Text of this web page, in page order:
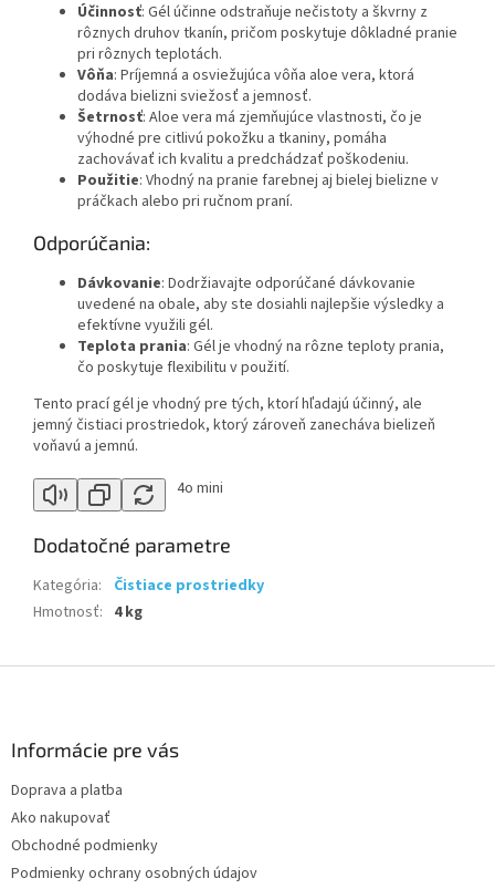
Účinnosť: Gél účinne odstraňuje nečistoty a škvrny z
rôznych druhov tkanín, pričom poskytuje dôkladné pranie
pri rôznych teplotách.
Vôňa: Príjemná a osviežujúca vôňa aloe vera, ktorá
dodáva bielizni sviežosť a jemnosť.
Šetrnosť: Aloe vera má zjemňujúce vlastnosti, čo je
výhodné pre citlivú pokožku a tkaniny, pomáha
zachovávať ich kvalitu a predchádzať poškodeniu.
Použitie: Vhodný na pranie farebnej aj bielej bielizne v
práčkach alebo pri ručnom praní.
Odporúčania:
Dávkovanie: Dodržiavajte odporúčané dávkovanie
uvedené na obale, aby ste dosiahli najlepšie výsledky a
efektívne využili gél.
Teplota prania: Gél je vhodný na rôzne teploty prania,
čo poskytuje flexibilitu v použití.
Tento prací gél je vhodný pre tých, ktorí hľadajú účinný, ale
jemný čistiaci prostriedok, ktorý zároveň zanecháva bielizeň
voňavú a jemnú.
4o mini
Dodatočné parametre
Kategória:
Čistiace prostriedky
Hmotnosť: 4 kg
Informácie pre vás
Doprava a platba
Ako nakupovať
Obchodné podmienky
Podmienky ochrany osobných údajov